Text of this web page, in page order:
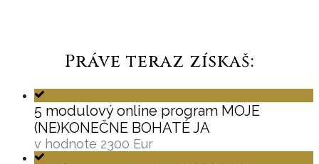
Práve teraz získaš:
5 modulový online program MOJE
(NE)KONEČNE BOHATÉ JA
v hodnote 2300 Eur